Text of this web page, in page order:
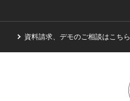
資料請求、デモのご相談はこちら